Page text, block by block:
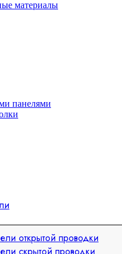
панелями
открытой проводки
скрытой проводки